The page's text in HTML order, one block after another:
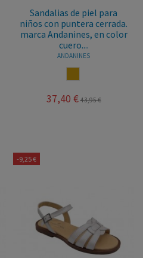
Sandalias de piel para
niños con puntera cerrada.
marca Andanines, en color
cuero....
ANDANINES
37,40 € 43,95 €
-9,25 €